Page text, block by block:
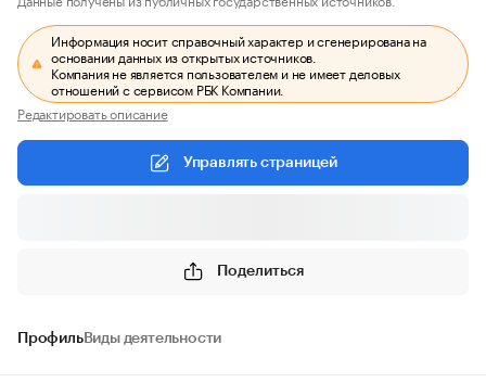
Информация носит справочный характер и сгенерирована на
основании данных из открытых источников.
Компания не является пользователем и не имеет деловых
отношений с сервисом РБК Компании.
Редактировать описание
Управлять страницей
Поделиться
ПрофильВиды деятельности